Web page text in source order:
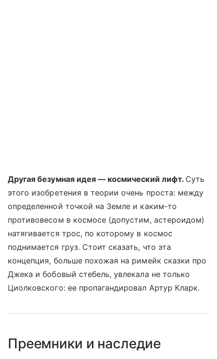
Другая безумная идея — космический лифт. Суть
этого изобретения в теории очень проста: между
определенной точкой на Земле и каким-то
противовесом в космосе (допустим, астероидом)
натягивается трос, по которому в космос
поднимается груз. Стоит сказать, что эта
концепция, больше похожая на римейк сказки про
Джека и бобовый стебель, увлекала не только
Циолковского: ее пропагандировал Артур Кларк.
Преемники и наследие